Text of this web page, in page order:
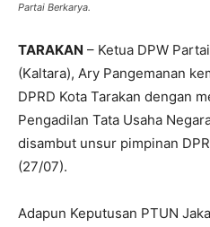
Partai Berkarya.
TARAKAN – Ketua DPW
(Kaltara), Ary Pangemanan
DPRD Kota Tarakan dengan
Pengadilan Tata Usaha
disambut unsur pimpinan
(27/07).
Adapun Keputusan PTUN